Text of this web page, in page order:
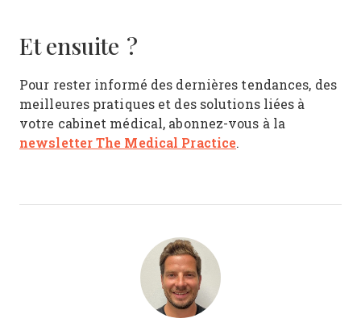
Et ensuite ?
Pour rester informé des dernières tendances, des
meilleures pratiques et des solutions liées à
votre cabinet médical, abonnez-vous à la
newsletter The Medical Practice.